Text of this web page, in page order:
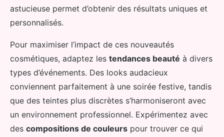
astucieuse permet d’obtenir des résultats uniques et
personnalisés.
Pour maximiser l’impact de ces nouveautés
cosmétiques, adaptez les tendances beauté à divers
types d’événements. Des looks audacieux
conviennent parfaitement à une soirée festive, tandis
que des teintes plus discrètes s’harmoniseront avec
un environnement professionnel. Expérimentez avec
des compositions de couleurs pour trouver ce qui